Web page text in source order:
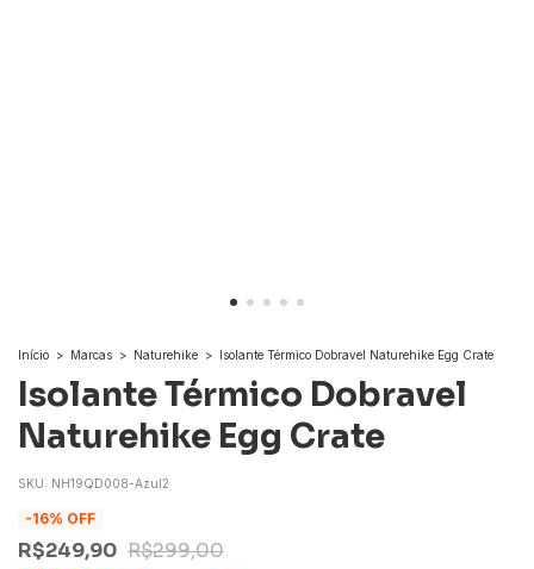
Início > Marcas > Naturehike > Isolante Térmico Dobravel Naturehike Egg Crate
Isolante Térmico Dobravel
Naturehike Egg Crate
SKU: NH19QD008-Azul2
-16% OFF
R$249,90 R$299,00